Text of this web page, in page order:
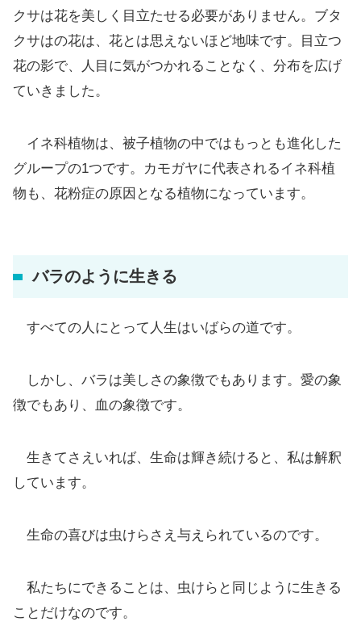
クサは花を美しく目立たせる必要がありません。ブタ
クサはの花は、花とは思えないほど地味です。目立つ
花の影で、人目に気がつかれることなく、分布を広げ
ていきました。
イネ科植物は、被子植物の中ではもっとも進化した
グループの1つです。カモガヤに代表されるイネ科植
物も、花粉症の原因となる植物になっています。
バラのように生きる
すべての人にとって人生はいばらの道です。
しかし、バラは美しさの象徴でもあります。愛の象
徴でもあり、血の象徴です。
生きてさえいれば、生命は輝き続けると、私は解釈
しています。
生命の喜びは虫けらさえ与えられているのです。
私たちにできることは、虫けらと同じように生きる
ことだけなのです。